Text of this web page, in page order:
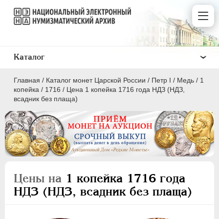
Главная / Каталог монет Царской России / Пeтр I / Медь / 1
копейка / 1716 / Цена 1 копейка 1716 года НДЗ (НДЗ,
всадник без плаща)
Цены на 1 копейка 1716 года
НДЗ (НДЗ, всадник без плаща)
Каталог
ПEТР I 1699 - 1725
Серебро
Медь